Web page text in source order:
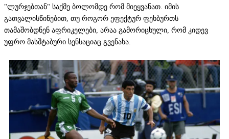
"ლურჯებთან" საქმე ბოლომდე რომ მიეყვანათ. იმის
გათვალისწინებით, თუ როგორ ეფექტურ ფეხბურთს
თამაშობდნენ აფრიკელები, არაა გამორიცხული, რომ კიდევ
უფრო მასშტაბური სენსაციაც გვენახა.